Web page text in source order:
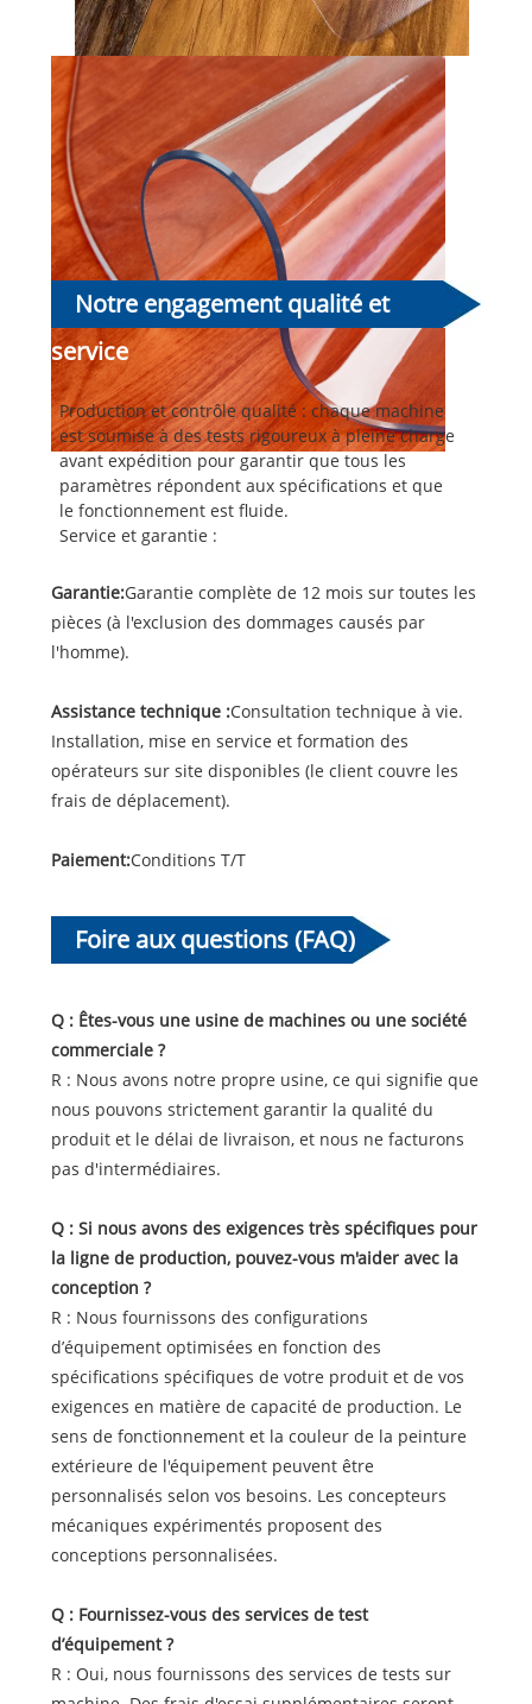
Notre engagement qualité et
service
Production et contrôle qualité : chaque machine
est soumise à des tests rigoureux à pleine charge
avant expédition pour garantir que tous les
paramètres répondent aux spécifications et que
le fonctionnement est fluide.
Service et garantie :
Garantie:Garantie complète de 12 mois sur toutes les
pièces (à l'exclusion des dommages causés par
l'homme).
Assistance technique :Consultation technique à vie.
Installation, mise en service et formation des
opérateurs sur site disponibles (le client couvre les
frais de déplacement).
Paiement:Conditions T/T
Foire aux questions (FAQ)
Q : Êtes-vous une usine de machines ou une société
commerciale ?
R : Nous avons notre propre usine, ce qui signifie que
nous pouvons strictement garantir la qualité du
produit et le délai de livraison, et nous ne facturons
pas d'intermédiaires.
Q : Si nous avons des exigences très spécifiques pour
la ligne de production, pouvez-vous m'aider avec la
conception ?
R : Nous fournissons des configurations
d’équipement optimisées en fonction des
spécifications spécifiques de votre produit et de vos
exigences en matière de capacité de production. Le
sens de fonctionnement et la couleur de la peinture
extérieure de l'équipement peuvent être
personnalisés selon vos besoins. Les concepteurs
mécaniques expérimentés proposent des
conceptions personnalisées.
Q : Fournissez-vous des services de test
d’équipement ?
R : Oui, nous fournissons des services de tests sur